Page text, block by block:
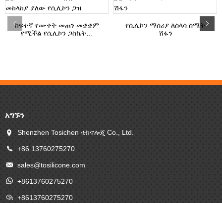
ከፍተኛ የሙቀት መጠን መቋቋም
የሚችል የሲሊኮን ጋስኬት…
የሲሊኮን ማሰሪያ ለስላሳ ስሜት
ሽፋን
አግኙን
Shenzhen Tosichen ቴክኖሎጂ Co., Ltd.
+86 13760275270
sales@tosilicone.com
+8613760275270
+8613760275270